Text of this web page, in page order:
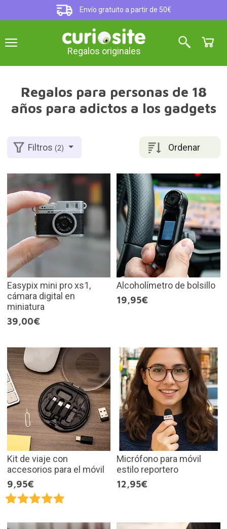
Envío gratuito a partir de 50€
Regalos originales
Regalos para personas de 18
años para adictos a los gadgets
Ordenar
Filtros(2)
Easypix mini pro xs1,
cámara digital en
miniatura
39,00€
Alcoholímetro de bolsillo
19,95€
Kit de viaje con
accesorios para el móvil
9,95€
Micrófono para móvil
estilo reportero
12,95€